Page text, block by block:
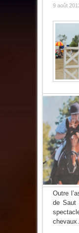
9 août
Outre
de Saut